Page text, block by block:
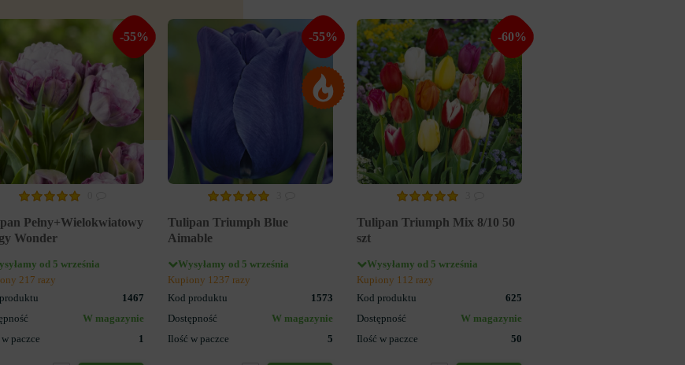
-55%
Pełny+Wielokwiatowy
Wonder
od 5 września
217 razy
1467
W magazynie
paczce
1
-55%
Tulipan Triumph Blue
Aimable
Wysyłamy od 5 września
Kupiony 1237 razy
Kod produktu
1573
Dostępność
W magazynie
Ilość w paczce
5
-60%
Tulipan Triumph Mix 8/10 50
szt
Wysyłamy od 5 września
Kupiony 112 razy
Kod produktu
625
Dostępność
W magazynie
Ilość w paczce
50